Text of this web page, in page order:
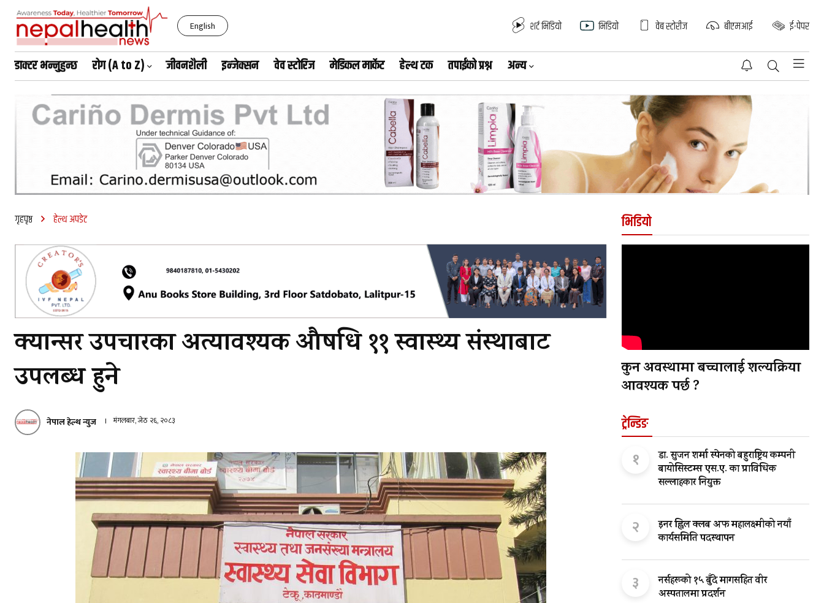
English शर्ट भिडियो भिडियो वेब स्टोरीज बीएमआई ई-पेपर
शुक्रबार, साउन २२, २०८३
डाक्टर भन्नुहुन्छ रोग (A to Z) जीवनशैली इन्जेक्सन वेव स्टोरिज मेडिकल मार्केट हेल्थ टक तपाईंको प्रश्न अन्य
गृहपृष्ठ हेल्थ अपडेट
क्यान्सर उपचारका अत्यावश्यक औषधि ११ स्वास्थ्य संस्थाबाट
उपलब्ध हुने
नेपाल हेल्थ न्युज मंगलबार, जेठ २६, २०८३
भिडियो
कुन अवस्थामा बच्चालाई शल्यक्रिया
आवश्यक पर्छ ?
ट्रेन्डिङ
१
डा. सुजन शर्मा स्पेनको बहुराष्ट्रिय कम्पनी
बायोसिस्टम्स एस.ए. का प्राविधिक
सल्लाहकार नियुक्त
२
इनर ह्विल क्लब अफ महालक्ष्मीको नयाँ
कार्यसमिति पदस्थापन
३
नर्सहरूको १५ बुँदे मागसहित वीर
अस्पतालमा प्रदर्शन